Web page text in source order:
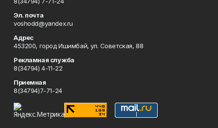
Эл. почта
voshodd@yandex.ru
Адрес
453200, город Ишимбай, ул. Советская, 88
Рекламная служба
8(34794) 4-11-22
Приемная
8(34794)7-71-24